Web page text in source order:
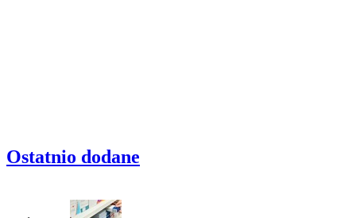
Ostatnio dodane